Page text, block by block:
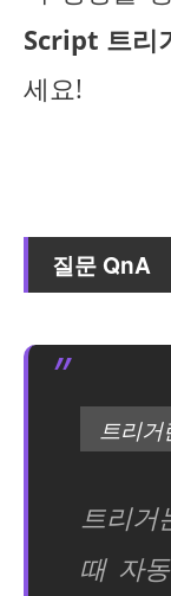
Script 트리
세요!
질문 QnA
트리
트리거
때 자